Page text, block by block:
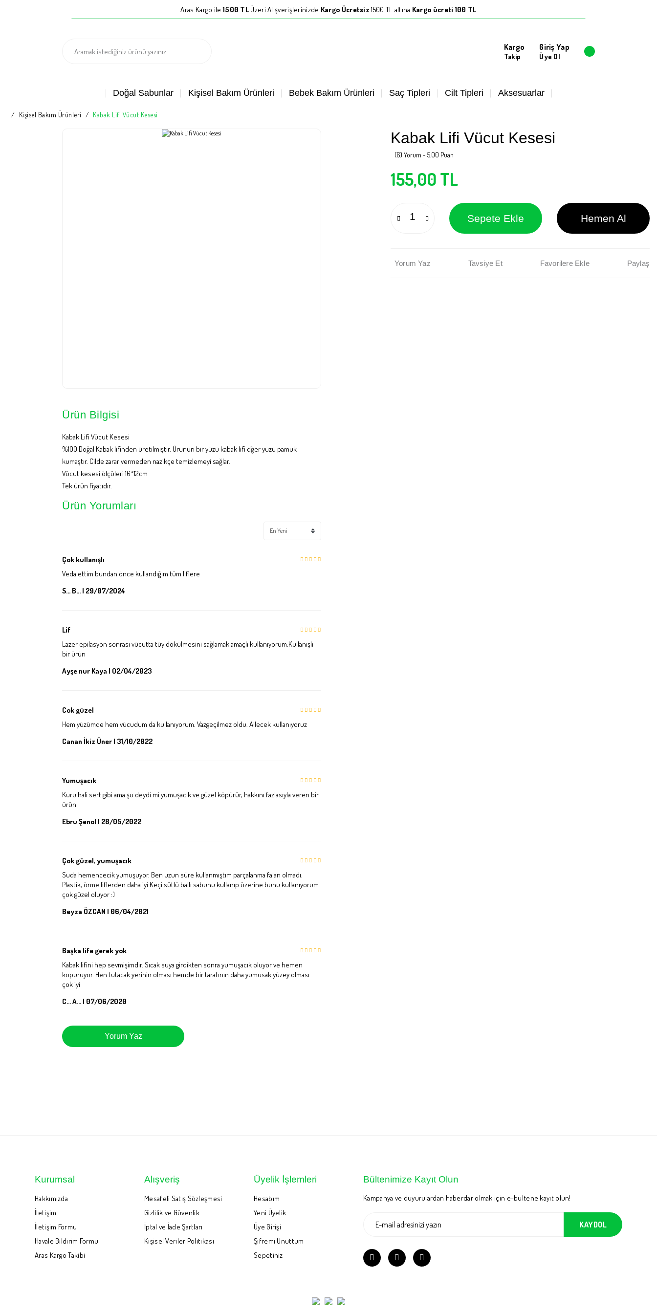
Aras Kargo ile1500 TLÜzeri Alışverişlerinizde Kargo Ücretsiz1500 TL altına Kargo ücreti 100 TL
Kargo
Takip
Giriş Yap
Üye Ol
Doğal Sabunlar Kişisel Bakım Ürünleri Bebek Bakım Ürünleri Saç Tipleri Cilt Tipleri Aksesuarlar
Kişisel Bakım Ürünleri Kabak Lifi Vücut Kesesi
Ürün Bilgisi
Kabak Lifi Vücut Kesesi
%100 Doğal Kabak lifinden üretilmiştir. Ürünün bir yüzü kabak lifi dğer yüzü pamuk
kumaştır. Cilde zarar vermeden nazikçe temizlemeyi sağlar.
Vücut kesesi ölçüleri 16*12cm
Tek ürün fiyatıdır.
Ürün Yorumları
Çok kullanışlı
Veda ettim bundan önce kullandığım tüm liflere
S... B... | 29/07/2024
Lif
Lazer epilasyon sonrası vücutta tüy dökülmesini sağlamak amaçlı kullanıyorum.Kullanışlı
bir ürün
Ayşe nur Kaya | 02/04/2023
Cok güzel
Hem yüzümde hem vücudum da kullanıyorum. Vazgeçilmez oldu. Ailecek kullanıyoruz
Canan İkiz Üner | 31/10/2022
Yumuşacık
Kuru hali sert gibi ama şu deydi mi yumuşacık ve güzel köpürür, hakkını fazlasıyla veren bir
ürün
Ebru Şenol | 28/05/2022
Çok güzel, yumuşacık
Suda hemencecik yumuşuyor. Ben uzun süre kullanmıştım parçalanma falan olmadı.
Plastik, örme liflerden daha iyi.Keçi sütlü ballı sabunu kullanıp üzerine bunu kullanıyorum
çok güzel oluyor :)
Beyza ÖZCAN | 06/04/2021
Başka life gerek yok
Kabak lifini hep sevmişimdir. Sıcak suya girdikten sonra yumuşacık oluyor ve hemen
kopuruyor. Hen tutacak yerinin olması hemde bir tarafının daha yumusak yüzey olması
çok iyi
C... A... | 07/06/2020
Yorum Yaz
Kabak Lifi Vücut Kesesi
(6) Yorum - 5.00 Puan
155,00 TL
Sepete Ekle Hemen Al
Yorum Yaz Tavsiye Et Paylaş
Kurumsal
Hakkımızda
İletişim
İletişim Formu
Havale Bildirim Formu
Aras Kargo Takibi
Alışveriş
Mesafeli Satış Sözleşmesi
Gizlilik ve Güvenlik
İptal ve İade Şartları
Kişisel Veriler Politikası
Üyelik İşlemleri
Hesabım
Yeni Üyelik
Üye Girişi
Şifremi Unuttum
Sepetiniz
Bültenimize Kayıt Olun
Kampanya ve duyurulardan haberdar olmak için e-bültene kayıt olun!
KAYDOL